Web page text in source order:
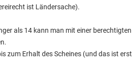
ist Ländersache).
als 14 kann man mit einer berechtigten
zum Erhalt des Scheines (und das ist erst